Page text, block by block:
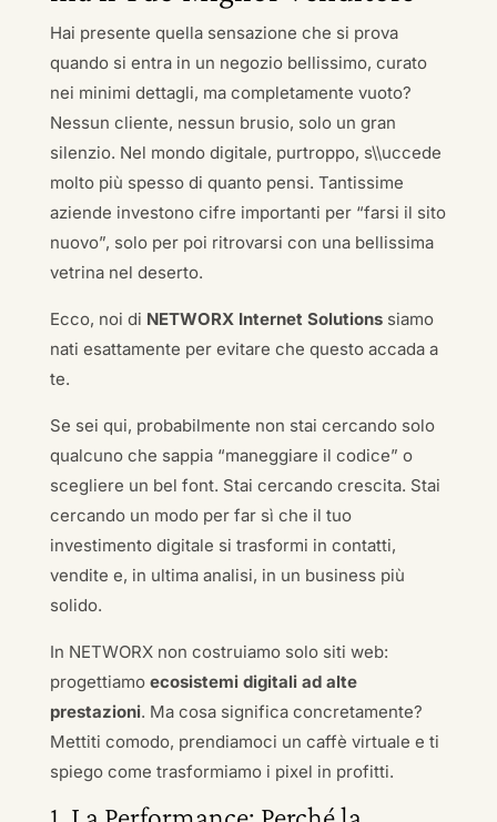
Hai presente quella sensazione che si prova
quando si entra in un negozio bellissimo, curato
nei minimi dettagli, ma completamente vuoto?
Nessun cliente, nessun brusio, solo un gran
silenzio. Nel mondo digitale, purtroppo, s\\uccede
molto più spesso di quanto pensi. Tantissime
aziende investono cifre importanti per “farsi il sito
nuovo”, solo per poi ritrovarsi con una bellissima
vetrina nel deserto.
Ecco, noi di NETWORX Internet Solutionssiamo
nati esattamente per evitare che questo accada a
te.
Se sei qui, probabilmente non stai cercando solo
qualcuno che sappia “maneggiare il codice” o
scegliere un bel font. Stai cercando crescita. Stai
cercando un modo per far sì che il tuo
investimento digitale si trasformi in contatti,
vendite e, in ultima analisi, in un business più
solido.
In NETWORX non costruiamo solo siti web:
progettiamo ecosistemi digitali ad alte
prestazioni. Ma cosa significa concretamente?
Mettiti comodo, prendiamoci un caffè virtuale e ti
spiego come trasformiamo i pixel in profitti.